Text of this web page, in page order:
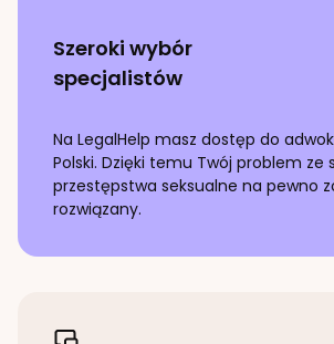
Szeroki wybór
specjalistów
Na LegalHelp masz dostęp do
Polski. Dzięki temu Twój problem ze
przestępstwa seksualne na pewno
rozwiązany.